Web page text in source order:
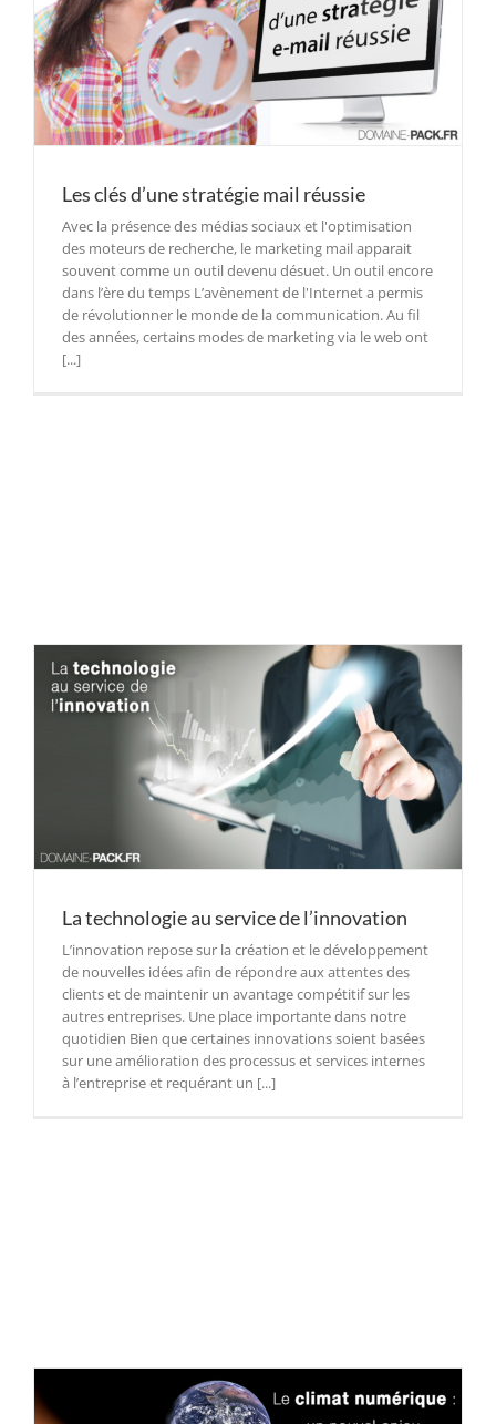
Les clés d’une stratégie mail réussie
Avec la présence des médias sociaux et l'optimisation
des moteurs de recherche, le marketing mail apparait
souvent comme un outil devenu désuet. Un outil encore
dans l’ère du temps L’avènement de l'Internet a permis
de révolutionner le monde de la communication. Au fil
des années, certains modes de marketing via le web ont
[...]
La technologie au service de l’innovation
L’innovation repose sur la création et le développement
de nouvelles idées afin de répondre aux attentes des
clients et de maintenir un avantage compétitif sur les
autres entreprises. Une place importante dans notre
quotidien Bien que certaines innovations soient basées
sur une amélioration des processus et services internes
à l’entreprise et requérant un [...]